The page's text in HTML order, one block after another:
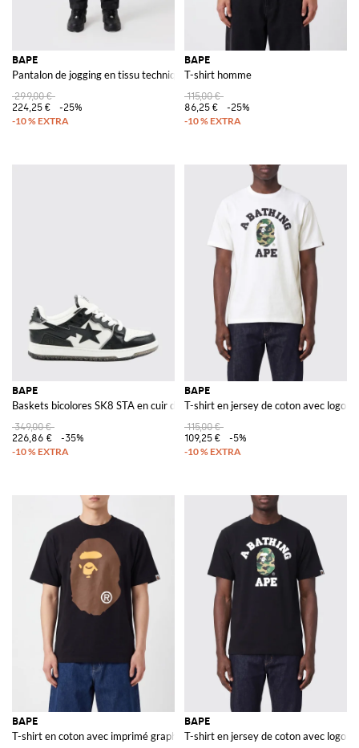
BAPE
Pantalon de jogging en tissu technique imprimé
299,00 €
224,25 €
-25%
BAPE
T-shirt homme
115,00 €
86,25 €
-25%
BAPE
Baskets bicolores SK8 STA en cuir de veau avec imprimé étoile
349,00 €
226,86 €
-35%
BAPE
T-shirt en jersey de coton avec logo
115,00 €
109,25 €
-5%
BAPE
T-shirt en coton avec imprimé graphique et épaules tombantes
BAPE
T-shirt en jersey de coton avec logo